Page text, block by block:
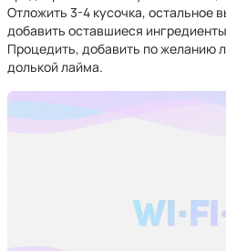
Отложить 3-4 кусочка, остальное
добавить оставшиеся
Процедить, добавить по желанию
долькой лайма.